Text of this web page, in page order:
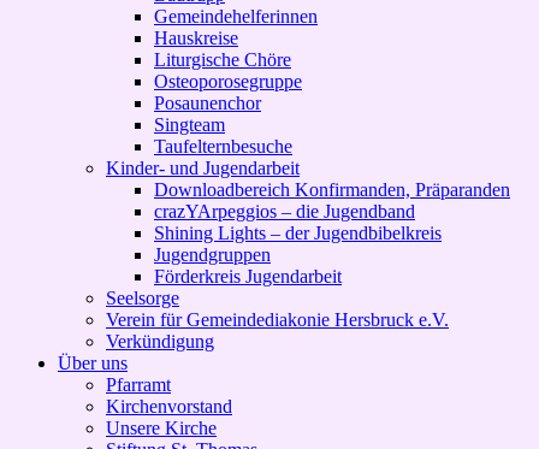
Gemeindehelferinnen
Hauskreise
Liturgische Chöre
Osteoporosegruppe
Posaunenchor
Singteam
Taufelternbesuche
Kinder- und Jugendarbeit
Downloadbereich Konfirmanden, Präparanden
crazYArpeggios – die Jugendband
Shining Lights – der Jugendbibelkreis
Jugendgruppen
Förderkreis Jugendarbeit
Seelsorge
Verein für Gemeindediakonie Hersbruck e.V.
Verkündigung
Über uns
Pfarramt
Kirchenvorstand
Unsere Kirche